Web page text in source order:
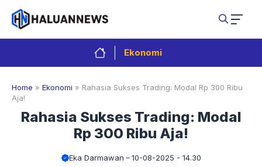
Langsung
isi
Ekonomi
Home » Ekonomi » Rahasia Sukses Trading: Modal Rp 300 Ribu
Aja!
Rahasia Sukses Trading: Modal
Rp 300 Ribu Aja!
Eka Darmawan 10-08-2025 - 14.30